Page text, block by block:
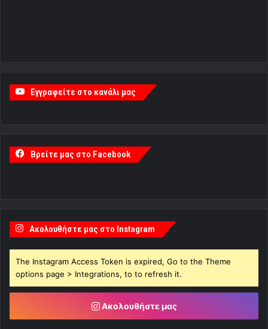
Εγγραφείτε στο κανάλι μας
Βρείτε μας στο Facebook
Ακολουθήστε μας στο Instagram
The Instagram Access Token is expired, Go to the Theme
options page > Integrations, to to refresh it.
Ακολουθήστε μας